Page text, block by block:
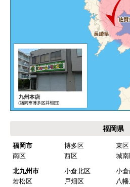
別の部屋もお願いしたいと考
akagenoane
欲しい商品をスムーズに注文で
予定の期日までに商品が届きまし
福岡県
福岡市 博多区 東区
南区
西区 城
北九州市
小倉北区 小
若松区
戸畑区 八